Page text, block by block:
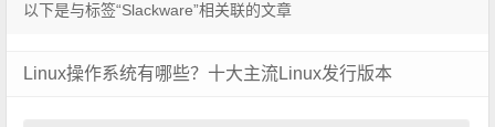
以下是与标签“Slackware”相关联的文章
Linux操作系统有哪些？十大主流Linux发行版本